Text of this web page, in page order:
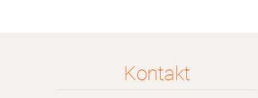
Kontakt